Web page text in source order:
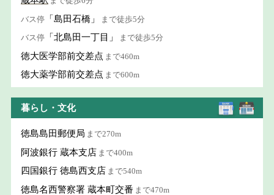
バス停 「島田石橋」 まで徒歩5分
バス停 「北島田一丁目」 まで徒歩5分
徳大医学部前交差点 まで460m
徳大薬学部前交差点 まで600m
暮らし・文化
徳島島田郵便局 まで270m
阿波銀行 蔵本支店 まで400m
四国銀行 徳島西支店 まで540m
徳島名西警察署 蔵本町交番 まで470m